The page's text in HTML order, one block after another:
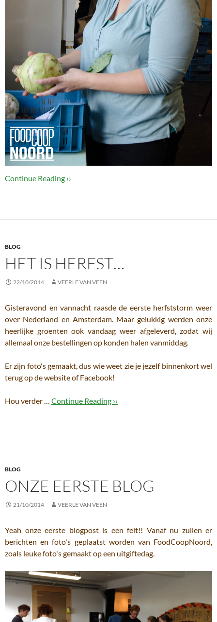
Continue Reading ››
BLOG
HET IS HERFST…
22/10/2014 VEERLE VAN VEEN
Gisteravond en vannacht raasde de eerste herfststorm weer
over Nederland en Amsterdam. Maar gelukkig werden onze
heerlijke groenten ook vandaag weer afgeleverd, zodat wij
allemaal onze bestellingen op konden halen vanmiddag.
Er zijn foto's gemaakt, dus wie weet zie je jezelf binnenkort wel
terug op de website of Facebook!
Hou verder … Continue Reading ››
BLOG
ONZE EERSTE BLOG
21/10/2014 VEERLE VAN VEEN
Yeah onze eerste blogpost is een feit!! Vanaf nu zullen er
berichten en foto's geplaatst worden van FoodCoopNoord,
zoals leuke foto's gemaakt op een uitgiftedag.